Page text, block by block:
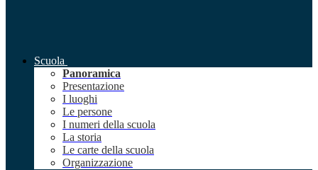
Scuola
Panoramica
Presentazione
I luoghi
Le persone
I numeri della scuola
La storia
Le carte della scuola
Organizzazione